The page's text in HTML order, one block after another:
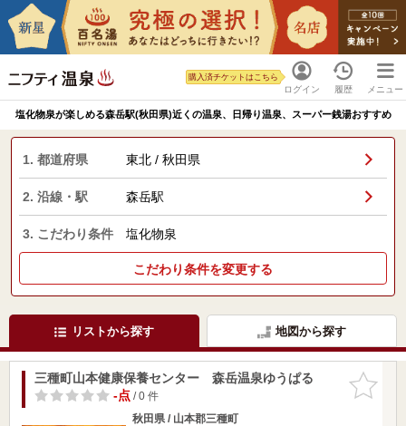
ログイン
購入済チケットはこちら
履歴 メニュー
塩化物泉が楽しめる森岳駅(秋田県)近くの温泉、日帰り温泉、スーパー銭湯おすすめ
1. 都道府県 東北 / 秋田県
2. 沿線・駅 森岳駅
3. こだわり条件 塩化物泉
こだわり条件を変更する
リストから探す 地図から探す
お気に入
りに追加
三種町山本健康保養センター 森岳温泉ゆうぱる
-点/ 0 件
秋田県 / 山本郡三種町